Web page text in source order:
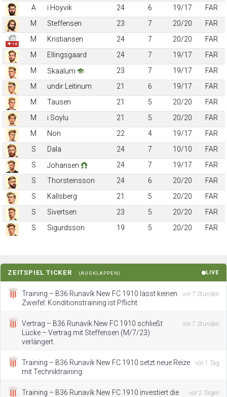
A
i Hoyvik 24 6 19/17
FAR
M
Steffensen 23 7 20/20 FAR
✚ 10
M Kristiansen 24 7 20/20
FAR
M
Ellingsgaard 24 7 19/17
FAR
M
Skaalum 23 7 19/17
FAR
M
undir Leitinum 21 6 19/17
FAR
M
Tausen 21 5 20/20
FAR
M
i Soylu 21 5 20/20
FAR
M
Non 22 4 19/17
FAR
S
Dala 24 7 10/10
FAR
S
Johansen 24 7 19/17
FAR
S
Thorsteinsson 24 6 20/20
FAR
S
Kallsberg 21 5 20/20
FAR
S
Sivertsen 23 5 20/20
FAR
S
Sigurdsson 19 5 20/20 FAR
ZEITSPIEL TICKER (AUSKLAPPEN) LIVE
Training – B36 Runavík New FC 1910 lässt keinen
Zweifel: Konditionstraining ist Pflicht.
vor 7 Stunden
Vertrag – B36 Runavík New FC 1910 schließt
Lücke – Vertrag mit Steffensen (M/7/23)
verlängert.
vor 7 Stunden
Training – B36 Runavík New FC 1910 setzt neue Reize
mit Techniktraining.
vor 1 Tag
Training – B36 Runavík New FC 1910 investiert die
vor 2 Tagen